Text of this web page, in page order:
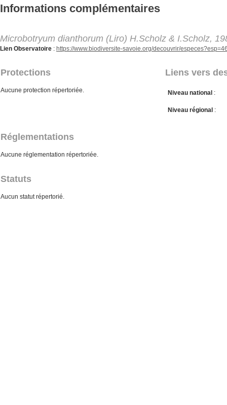
Aller au contenu principal
Informations complémentaires
Microbotryum dianthorum (Liro) H.Scholz & I.Scholz,
Lien Observatoire : https://www.biodiversite-savoie.org/decouvrir/
Protections Liens vers
Aucune protection répertoriée. Niveau national :
Niveau régional :
Réglementations
Aucune réglementation répertoriée.
Statuts
Aucun statut répertorié.